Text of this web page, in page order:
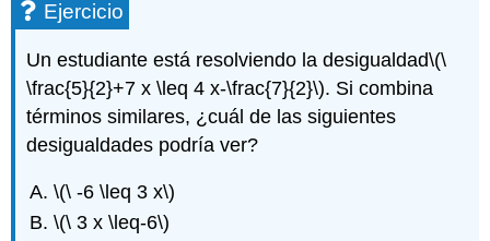
Ejercicio
Un estudiante está resolviendo la desigualdad\(\
\frac{5}{2}+7 x \leq 4 x-\frac{7}{2}\). Si combina
términos similares, ¿cuál de las siguientes
desigualdades podría ver?
\(\ -6 \leq 3 x\)
\(\ 3 x \leq-6\)